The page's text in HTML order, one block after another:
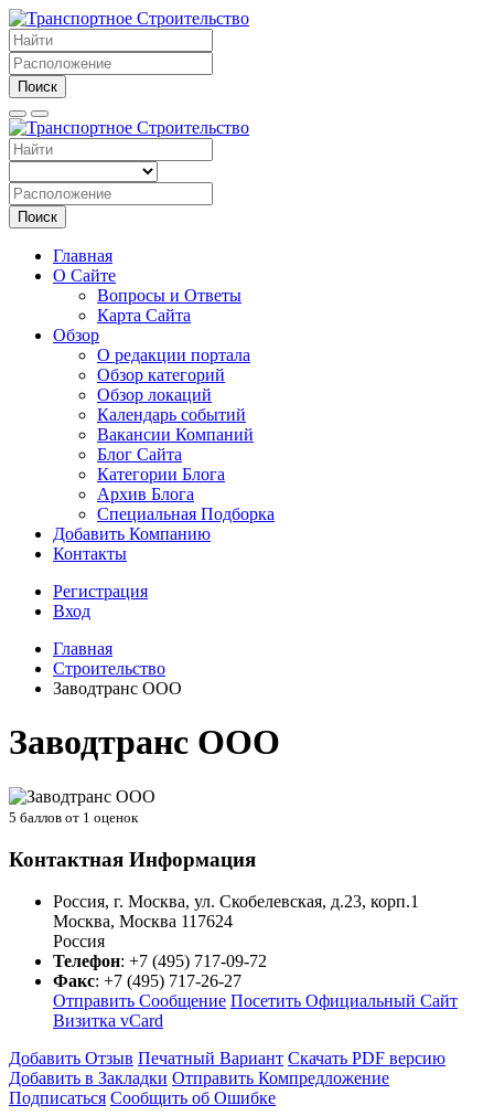
Поиск
Поиск
Главная
О Сайте
Вопросы и Ответы
Карта Сайта
Обзор
О редакции портала
Обзор категорий
Обзор локаций
Календарь событий
Вакансии Компаний
Блог Сайта
Категории Блога
Архив Блога
Специальная Подборка
Добавить Компанию
Контакты
Регистрация
Вход
Главная
Строительство
Заводтранс ООО
Заводтранс ООО
5 баллов от 1 оценок
Контактная Информация
Россия, г. Москва, ул. Скобелевская, д.23, корп.1
Москва, Москва 117624
Россия
Телефон: +7 (495) 717-09-72
Факс: +7 (495) 717-26-27
Отправить Сообщение Посетить Официальный Сайт
Визитка vCard
Добавить Отзыв Печатный Вариант Скачать PDF версию
Добавить в Закладки Отправить Компредложение
Подписаться Сообщить об Ошибке